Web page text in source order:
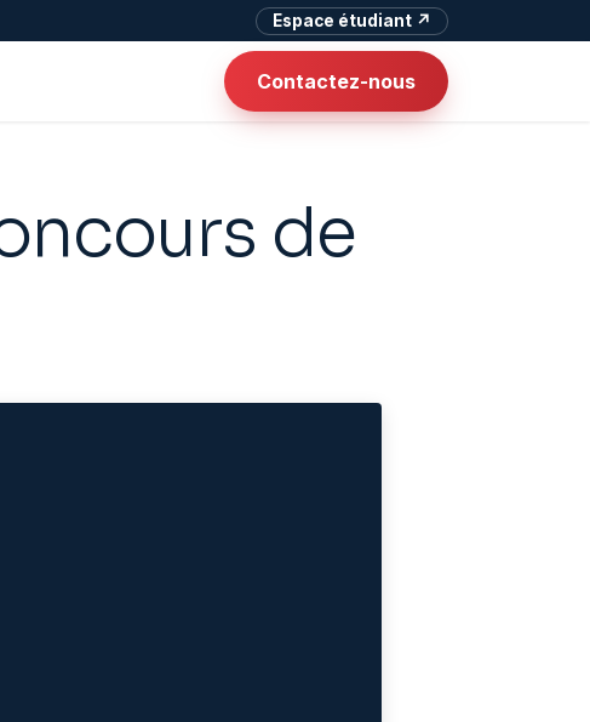
Espace étudiant ↗
Contactez-nous
de